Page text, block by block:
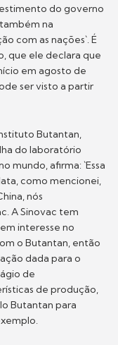
do governo
na
com as nações`. É
que ele declara que
em agosto de
ser visto a partir
Butantan,
do laboratório
mundo, afirma: `Essa
como mencionei,
nós
A Sinovac tem
interesse no
o Butantan, então
dada para o
de
de produção,
Butantan para